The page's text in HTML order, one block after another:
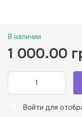
В наличии
1 000.00
Войти для